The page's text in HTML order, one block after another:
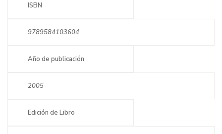
ISBN
9789584103604
Año de publicación
2005
Edición de Libro